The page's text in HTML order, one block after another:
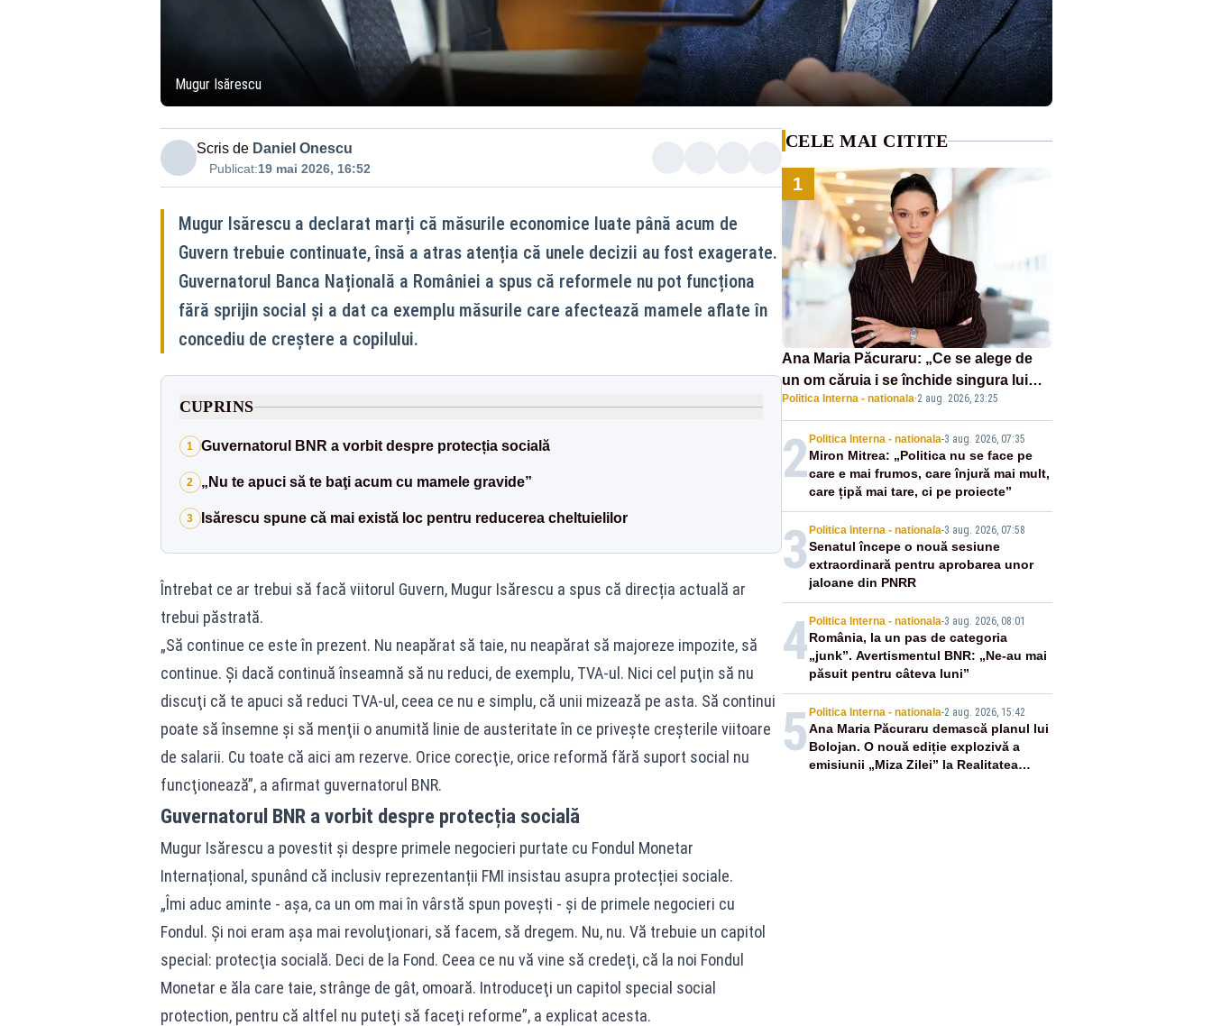
Mugur Isărescu
Scris de Daniel Onescu
Publicat:19 mai 2026, 16:52
Mugur Isărescu a declarat marți că măsurile economice luate până acum de
Guvern trebuie continuate, însă a atras atenția că unele decizii au fost exagerate.
Guvernatorul Banca Națională a României a spus că reformele nu pot funcționa
fără sprijin social și a dat ca exemplu măsurile care afectează mamele aflate în
concediu de creștere a copilului.
CUPRINS
1 Guvernatorul BNR a vorbit despre protecția socială
2 „Nu te apuci să te baţi acum cu mamele gravide”
3 Isărescu spune că mai există loc pentru reducerea cheltuielilor
Întrebat ce ar trebui să facă viitorul Guvern, Mugur Isărescu a spus că direcția actuală ar
trebui păstrată.
„Să continue ce este în prezent. Nu neapărat să taie, nu neapărat să majoreze impozite, să
continue. Şi dacă continuă înseamnă să nu reduci, de exemplu, TVA-ul. Nici cel puţin să nu
discuţi că te apuci să reduci TVA-ul, ceea ce nu e simplu, că unii mizează pe asta. Să continui
poate să însemne şi să menţii o anumită linie de austeritate în ce priveşte creşterile viitoare
de salarii. Cu toate că aici am rezerve. Orice corecţie, orice reformă fără suport social nu
funcţionează”, a afirmat guvernatorul BNR.
Guvernatorul BNR a vorbit despre protecția socială
Mugur Isărescu a povestit și despre primele negocieri purtate cu Fondul Monetar
Internațional, spunând că inclusiv reprezentanții FMI insistau asupra protecției sociale.
„Îmi aduc aminte - aşa, ca un om mai în vârstă spun poveşti - şi de primele negocieri cu
Fondul. Şi noi eram aşa mai revoluţionari, să facem, să dregem. Nu, nu. Vă trebuie un capitol
special: protecţia socială. Deci de la Fond. Ceea ce nu vă vine să credeţi, că la noi Fondul
Monetar e ăla care taie, strânge de gât, omoară. Introduceţi un capitol special social
protection, pentru că altfel nu puteţi să faceţi reforme”, a explicat acesta.
CELE MAI CITITE
1
Ana Maria Păcuraru: „Ce se alege de
un om căruia i se închide singura lui
portiță?”
Politica Interna - nationala·2 aug. 2026, 23:25
2 Politica Interna - nationala-3 aug. 2026, 07:35
Miron Mitrea: „Politica nu se face pe
care e mai frumos, care înjură mai mult,
care țipă mai tare, ci pe proiecte”
3 Politica Interna - nationala-3 aug. 2026, 07:58
Senatul începe o nouă sesiune
extraordinară pentru aprobarea unor
jaloane din PNRR
4 Politica Interna - nationala-3 aug. 2026, 08:01
România, la un pas de categoria
„junk”. Avertismentul BNR: „Ne-au mai
păsuit pentru câteva luni”
5 Politica Interna - nationala-2 aug. 2026, 15:42
Ana Maria Păcuraru demască planul lui
Bolojan. O nouă ediție explozivă a
emisiunii „Miza Zilei” la Realitatea